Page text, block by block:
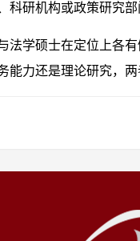
科研机构或政策研究部
法学硕士在定位上各
能力还是理论研究，两